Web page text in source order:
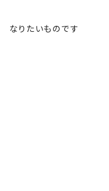
なりたいものです